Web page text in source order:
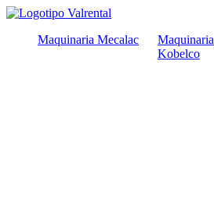
Ir
contenidoMaquinaria Mecalac
Maquinaria
Kobelco